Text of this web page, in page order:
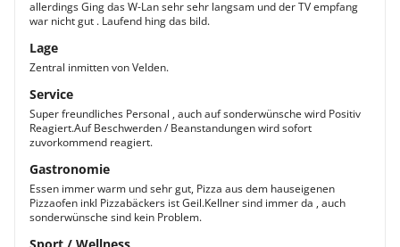
allerdings Ging das W-Lan sehr sehr langsam und der TV empfang
war nicht gut . Laufend hing das bild.
Lage
Zentral inmitten von Velden.
Service
Super freundliches Personal , auch auf sonderwünsche wird Positiv
Reagiert.Auf Beschwerden / Beanstandungen wird sofort
zuvorkommend reagiert.
Gastronomie
Essen immer warm und sehr gut, Pizza aus dem hauseigenen
Pizzaofen inkl Pizzabäckers ist Geil.Kellner sind immer da , auch
sonderwünsche sind kein Problem.